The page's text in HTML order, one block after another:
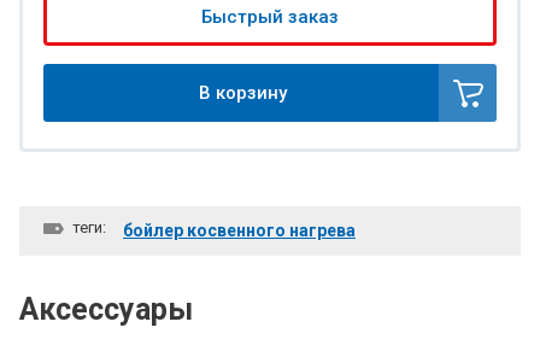
В корзину
Быстрый заказ
теги: бойлер косвенного нагрева
Аксессуары